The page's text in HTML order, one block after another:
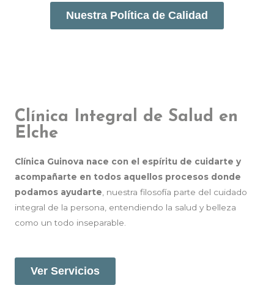
Nuestra Política de Calidad
Clínica Integral de Salud en
Elche
Clínica Guinova nace con el espíritu de cuidarte y
acompañarte en todos aquellos procesos donde
podamos ayudarte , nuestra filosofía parte del cuidado
integral de la persona, entendiendo la salud y belleza
como un todo inseparable.
Ver Servicios